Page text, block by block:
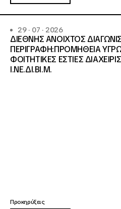
29 · 07 · 2026
ΔΙΕΘΝΗΣ ΑΝΟΙΧΤΟΣ
ΠΕΡΙΓΡΑΦΗ:ΠΡΟΜΗΘΕΙΑ
ΦΟΙΤΗΤΙΚΕΣ ΕΣΤΙΕΣ
Ι.ΝΕ.ΔΙ.ΒΙ.Μ.
Προκηρύξεις